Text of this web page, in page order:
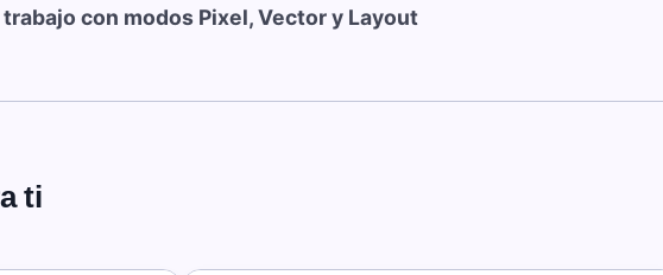
con modos Pixel, Vector y Layout
ti